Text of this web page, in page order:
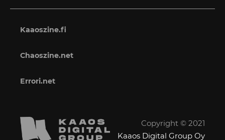
Kaaoszine.fi
Chaoszine.net
Errori.net
Copyright © 2021
Kaaos Digital Group Oy